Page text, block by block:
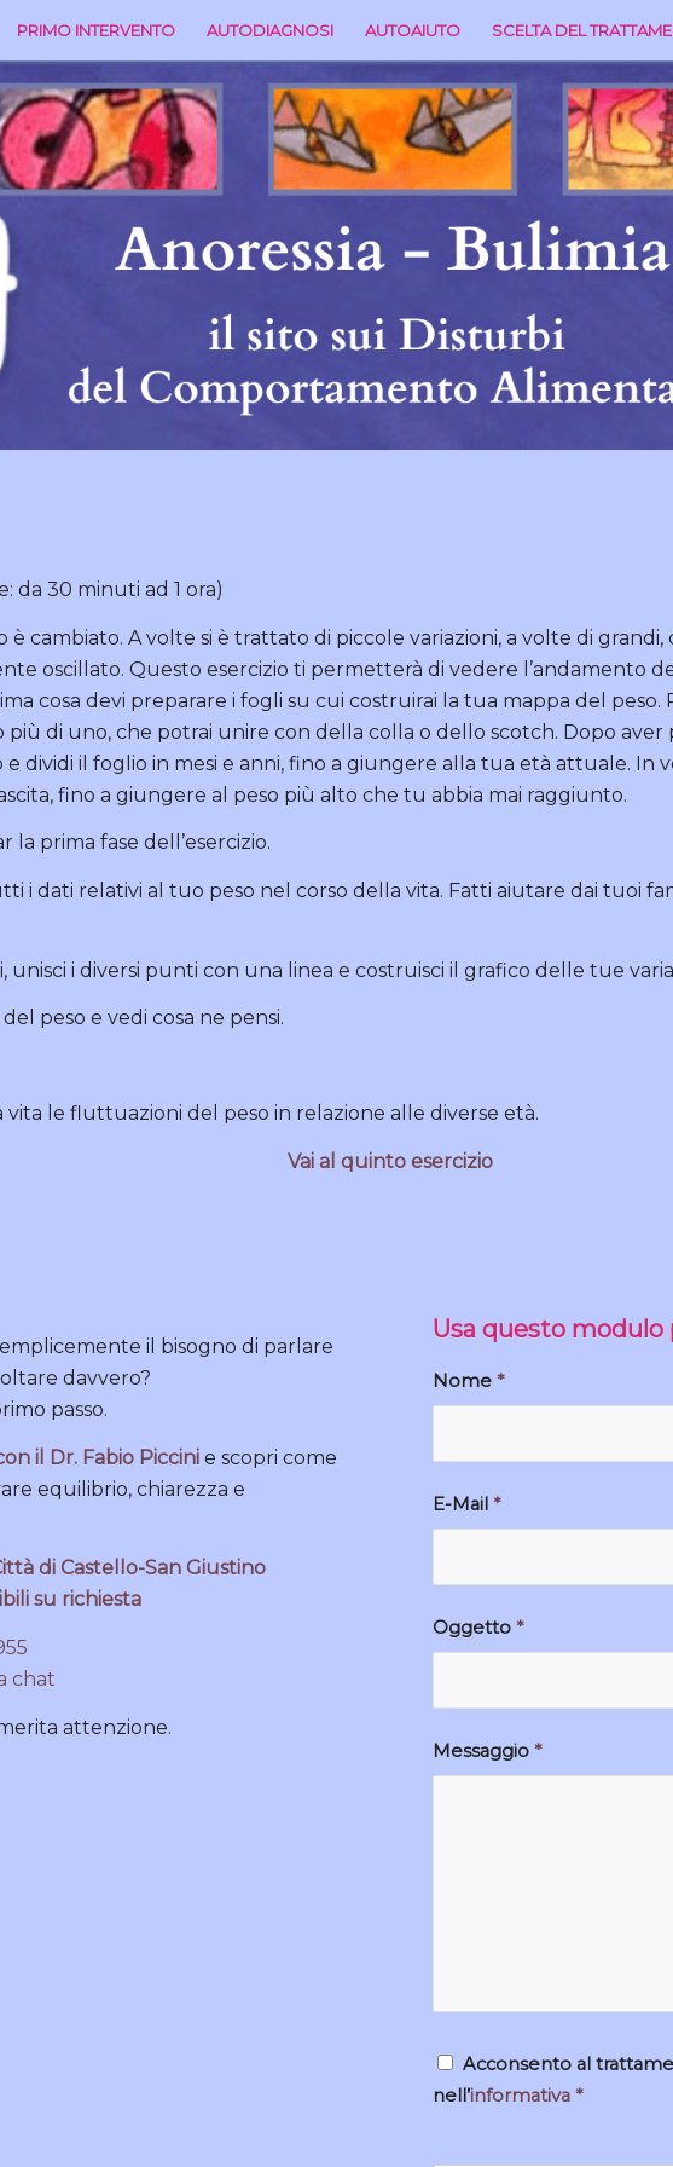
PRIMO INTERVENTO AUTODIAGNOSI AUTOAIUTO SCELTA DEL
da 30 minuti ad 1 ora)
cambiato. A volte si è trattato di piccole variazioni, a volte di
oscillato. Questo esercizio ti permetterà di vedere l’andamento
cosa devi preparare i fogli su cui costruirai la tua mappa del
di uno, che potrai unire con della colla o dello scotch. Dopo aver
e dividi il foglio in mesi e anni, fino a giungere alla tua età attuale. In
fino a giungere al peso più alto che tu abbia mai raggiunto.
prima fase dell’esercizio.
i dati relativi al tuo peso nel corso della vita. Fatti aiutare dai tuoi
i diversi punti con una linea e costruisci il grafico delle tue
peso e vedi cosa ne pensi.
le fluttuazioni del peso in relazione alle diverse età.
Vai al quinto esercizio
il bisogno di parlare
davvero?
passo.
il Dr. Fabio Piccini e scopri come
equilibrio, chiarezza e
di Castello-San Giustino
su richiesta
chat
attenzione.
Usa questo
Nome*
E-Mail*
Oggetto*
Messaggio*
Acconsento al
nell’informativa *